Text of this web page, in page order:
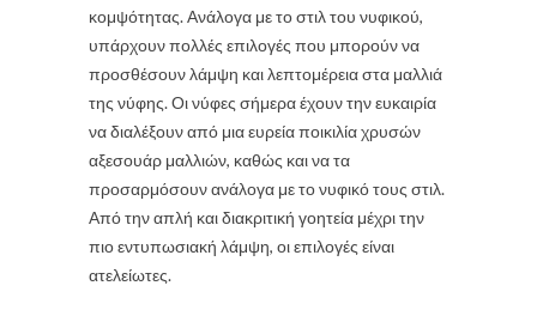
κομψότητας. Ανάλογα με το στιλ του νυφικού,
υπάρχουν πολλές επιλογές που μπορούν να
προσθέσουν λάμψη και λεπτομέρεια στα μαλλιά
της νύφης. Οι νύφες σήμερα έχουν την ευκαιρία
να διαλέξουν από μια ευρεία ποικιλία χρυσών
αξεσουάρ μαλλιών, καθώς και να τα
προσαρμόσουν ανάλογα με το νυφικό τους στιλ.
Από την απλή και διακριτική γοητεία μέχρι την
πιο εντυπωσιακή λάμψη, οι επιλογές είναι
ατελείωτες.